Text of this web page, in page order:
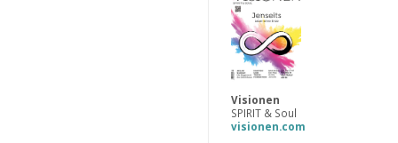
Visionen
SPIRIT & Soul
visionen.com